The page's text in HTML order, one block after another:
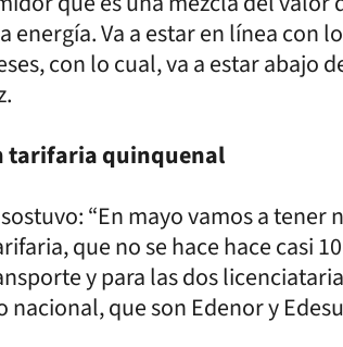
Va a estar en línea con
con lo cual, va a estar abajo
tarifaria quinquenal
“En mayo vamos a tener
que no se hace hace casi
y para las dos
que son Edenor y